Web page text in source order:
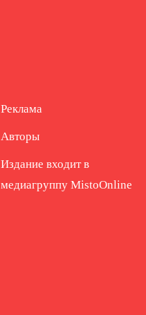
Реклама
Авторы
Издание входит в
медиагруппу MistoOnline